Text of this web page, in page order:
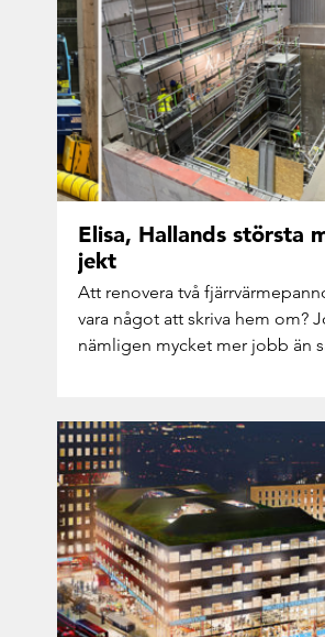
Elisa, Hal­lands störs­ta
jekt
Att re­no­ve­ra två
vara något att skri­va hem om?
näm­li­gen myc­ket mer jobb än